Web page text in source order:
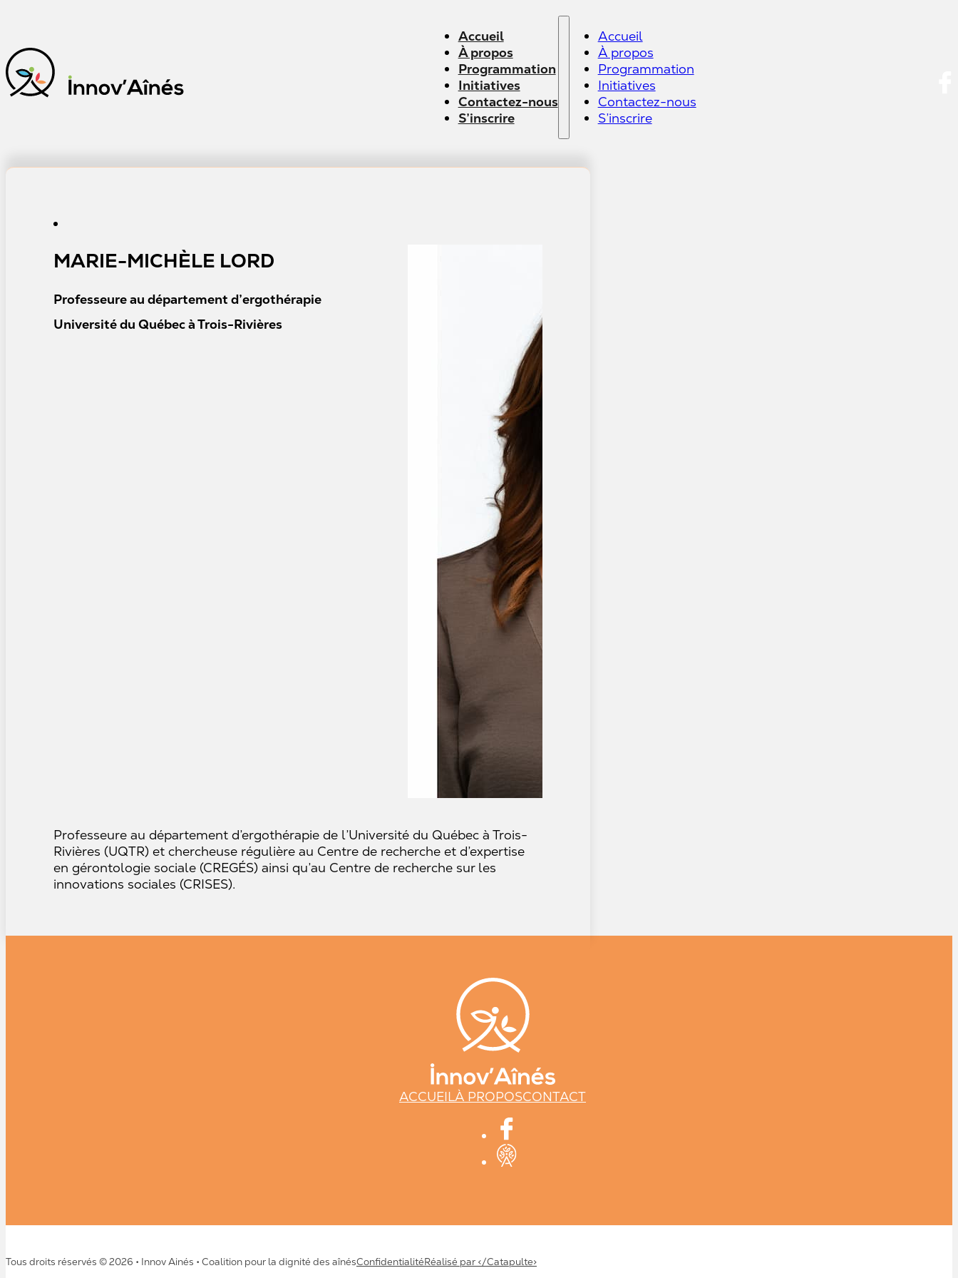
Accueil
À propos
Programmation
Initiatives
Contactez-nous
S’inscrire
Accueil
À propos
Programmation
Initiatives
Contactez-nous
S’inscrire
MARIE-MICHÈLE LORD
Professeure au département d’ergothérapie
Université du Québec à Trois-Rivières
Professeure au département d’ergothérapie de l’Université du Québec à Trois-
Rivières (UQTR) et chercheuse régulière au Centre de recherche et d’expertise
en gérontologie sociale (CREGÉS) ainsi qu’au Centre de recherche sur les
innovations sociales (CRISES).
ACCUEILÀ PROPOSCONTACT
Tous droits réservés © 2026 • Innov Ainés • Coalition pour la dignité des aînésConfidentialitéRéalisé par </Catapulte>